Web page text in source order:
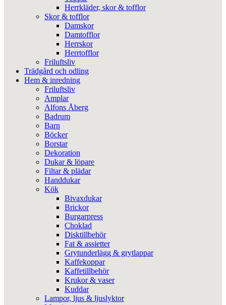
Herrkläder, skor & tofflor
Skor & tofflor
Damskor
Damtofflor
Herrskor
Herrtofflor
Friluftsliv
Trädgård och odling
Hem & inredning
Friluftsliv
Amplar
Alfons Åberg
Badrum
Barn
Böcker
Borstar
Dekoration
Dukar & löpare
Filtar & plädar
Handdukar
Kök
Bivaxdukar
Brickor
Burgarpress
Choklad
Disktillbehör
Fat & assietter
Grytunderlägg & grytlappar
Kaffekoppar
Kaffetillbehör
Krukor & vaser
Kuddar
Lampor, ljus & ljuslyktor